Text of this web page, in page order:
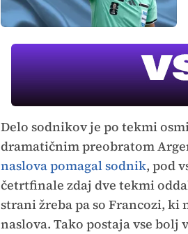
Delo sodnikov je po tekmi
dramatičnim preobratom
naslova pomagal sodnik, pod
četrtfinale zdaj dve tekmi
strani žreba pa so Francozi,
naslova. Tako postaja vse